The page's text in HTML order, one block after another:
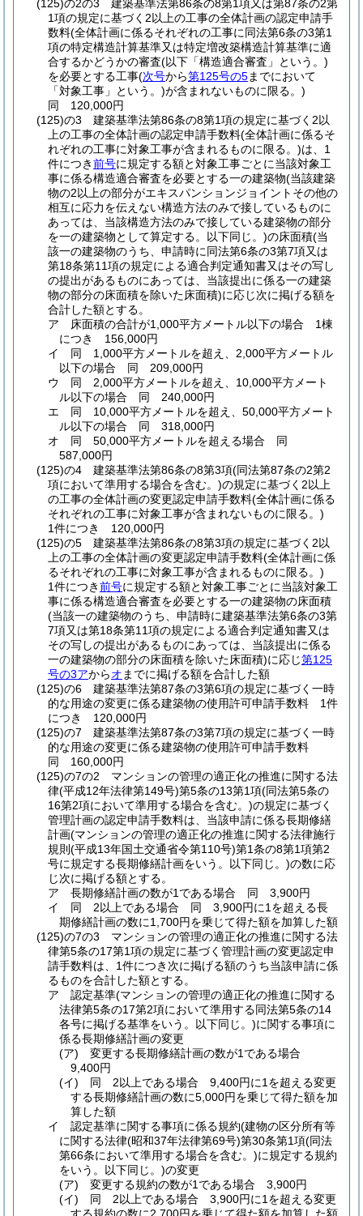
(125)の2の3
建築基準法第86条の8第1項又は第87条の2第
1項の規定に基づく2以上の工事の全体計画の認定申請手
数料(全体計画に係るそれぞれの工事に同法第6条の3第1
項の特定構造計算基準又は特定増改築構造計算基準に適
合するかどうかの審査(以下「構造適合審査」という。)
を必要とする工事(次号から第125号の5までにおいて
「対象工事」という。)が含まれないものに限る。)
同 120,000円
(125)の3
建築基準法第86条の8第1項の規定に基づく2以
上の工事の全体計画の認定申請手数料(全体計画に係るそ
れぞれの工事に対象工事が含まれるものに限る。)は、1
件につき前号に規定する額と対象工事ごとに当該対象工
事に係る構造適合審査を必要とする一の建築物(当該建築
物の2以上の部分がエキスパンションジョイントその他の
相互に応力を伝えない構造方法のみで接しているものに
あっては、当該構造方法のみで接している建築物の部分
を一の建築物として算定する。以下同じ。)の床面積(当
該一の建築物のうち、申請時に同法第6条の3第7項又は
第18条第11項の規定による適合判定通知書又はその写し
の提出があるものにあっては、当該提出に係る一の建築
物の部分の床面積を除いた床面積)に応じ次に掲げる額を
合計した額とする。
ア
床面積の合計が1,000平方メートル以下の場合 1棟
につき 156,000円
イ
同 1,000平方メートルを超え、2,000平方メートル
以下の場合 同 209,000円
ウ
同 2,000平方メートルを超え、10,000平方メート
ル以下の場合 同 240,000円
エ
同 10,000平方メートルを超え、50,000平方メート
ル以下の場合 同 318,000円
オ
同 50,000平方メートルを超える場合 同
587,000円
(125)の4
建築基準法第86条の8第3項(同法第87条の2第2
項において準用する場合を含む。)の規定に基づく2以上
の工事の全体計画の変更認定申請手数料(全体計画に係る
それぞれの工事に対象工事が含まれないものに限る。)
1件につき 120,000円
(125)の5
建築基準法第86条の8第3項の規定に基づく2以
上の工事の全体計画の変更認定申請手数料(全体計画に係
るそれぞれの工事に対象工事が含まれるものに限る。)
1件につき前号に規定する額と対象工事ごとに当該対象工
事に係る構造適合審査を必要とする一の建築物の床面積
(当該一の建築物のうち、申請時に建築基準法第6条の3第
7項又は第18条第11項の規定による適合判定通知書又は
その写しの提出があるものにあっては、当該提出に係る
一の建築物の部分の床面積を除いた床面積)に応じ第125
号の3アからオ までに掲げる額を合計した額
(125)の6
建築基準法第87条の3第6項の規定に基づく一時
的な用途の変更に係る建築物の使用許可申請手数料 1件
につき 120,000円
(125)の7
建築基準法第87条の3第7項の規定に基づく一時
的な用途の変更に係る建築物の使用許可申請手数料
同 160,000円
(125)の7の2
マンションの管理の適正化の推進に関する法
律(平成12年法律第149号)第5条の13第1項(同法第5条の
16第2項において準用する場合を含む。)の規定に基づく
管理計画の認定申請手数料は、当該申請に係る長期修繕
計画(マンションの管理の適正化の推進に関する法律施行
規則 (平成13年国土交通省令第110号)第1条の8第1項第2
号に規定する長期修繕計画をいう。以下同じ。)の数に応
じ次に掲げる額とする。
ア
長期修繕計画の数が1である場合 同 3,900円
イ
同 2以上である場合 同 3,900円に1を超える長
期修繕計画の数に1,700円を乗じて得た額を加算した額
(125)の7の3
マンションの管理の適正化の推進に関する法
律第5条の17第1項の規定に基づく管理計画の変更認定申
請手数料は、1件につき次に掲げる額のうち当該申請に係
るものを合計した額とする。
ア
認定基準(マンションの管理の適正化の推進に関する
法律第5条の17第2項において準用する同法第5条の14
各号に掲げる基準をいう。以下同じ。)に関する事項に
係る長期修繕計画の変更
(ア)
変更する長期修繕計画の数が1である場合
9,400円
(イ)
同 2以上である場合 9,400円に1を超える変更
する長期修繕計画の数に5,000円を乗じて得た額を加
算した額
イ
認定基準に関する事項に係る規約(建物の区分所有等
に関する法律(昭和37年法律第69号)第30条第1項(同法
第66条において準用する場合を含む。)に規定する規約
をいう。以下同じ。)の変更
(ア)
変更する規約の数が1である場合 3,900円
(イ)
同 2以上である場合 3,900円に1を超える変更
する規約の数に2,700円を乗じて得た額を加算した額